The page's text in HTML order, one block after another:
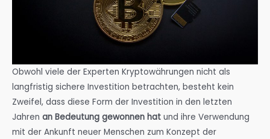
Obwohl viele der Experten Kryptowährungen nicht als
langfristig sichere Investition betrachten, besteht kein
Zweifel, dass diese Form der Investition in den letzten
Jahren an Bedeutung gewonnen hat und ihre Verwendung
mit der Ankunft neuer Menschen zum Konzept der